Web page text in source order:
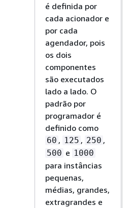
é definida por
cada acionador e
por cada
agendador, pois
os dois
componentes
são executados
lado a lado. O
padrão por
programador é
definido como
60 , 125 , 250 ,
500 e 1000
para instâncias
pequenas,
médias, grandes,
extragrandes e